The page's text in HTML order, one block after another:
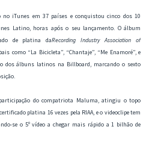
no iTunes em 37 países e conquistou cinco dos 10
Latino, horas após o seu lançamento. O álbum
de platina daRecording Industry Association of
como “La Bicicleta”, “Chantaje”, “Me Enamoré”, e
dos álbuns latinos na Billboard, marcando o sexto
do compatriota Maluma, atingiu o topo
platina 16 vezes pela RIAA, e o videoclipe tem
se o 5º vídeo a chegar mais rápido a 1 bilhão de